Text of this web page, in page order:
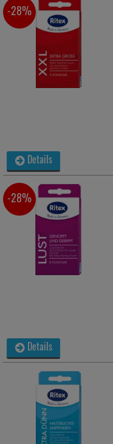
-28%
Details
-28%
Details